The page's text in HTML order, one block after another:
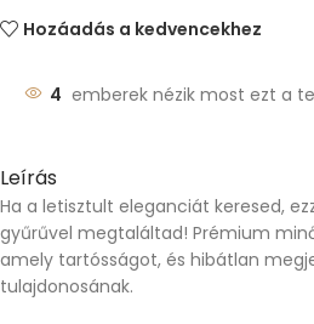
Hozáadás a kedvencekhez
4 emberek nézik most ezt a
Leírás
Ha a letisztult eleganciát keresed,
gyűrűvel megtaláltad! Prémium
amely tartósságot, és hibátlan
tulajdonosának.